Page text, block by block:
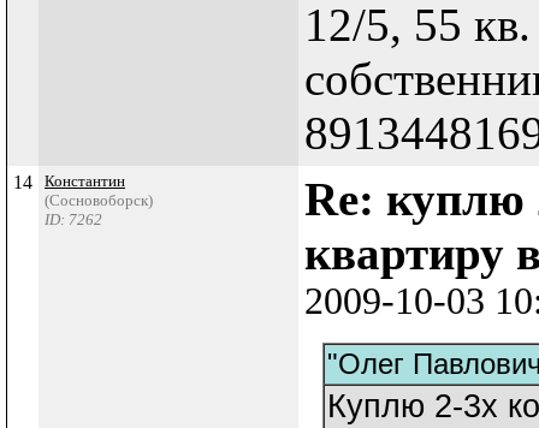
12/5, 55
14
Константин
(Сосновоборск)
ID: 7262
Re: куплю
квартиру
2009-10-03
"Олег
Куплю 2-3х